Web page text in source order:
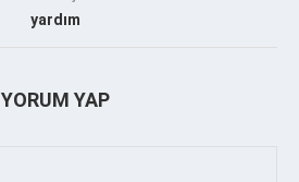
yardım
YORUM YAP